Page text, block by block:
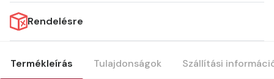
Rendelésre
Termékleírás Tulajdonságok Szállítási